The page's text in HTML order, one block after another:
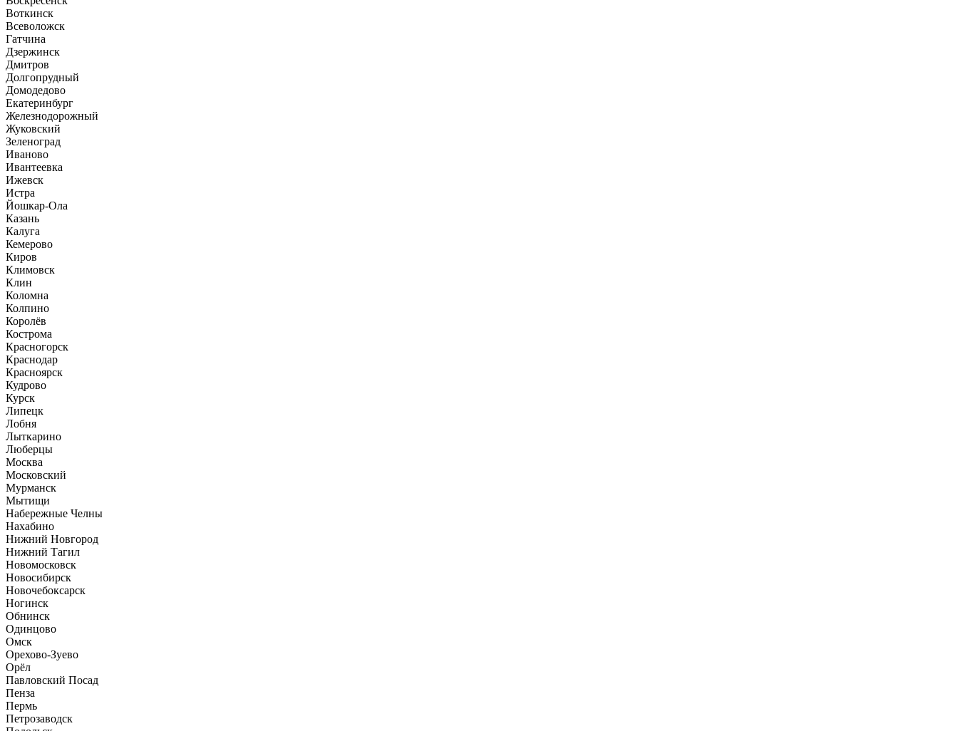
Воткинск
Всеволожск
Гатчина
Дзержинск
Дмитров
Долгопрудный
Домодедово
Екатеринбург
Железнодорожный
Жуковский
Зеленоград
Иваново
Ивантеевка
Ижевск
Истра
Йошкар-Ола
Казань
Калуга
Кемерово
Киров
Климовск
Клин
Коломна
Колпино
Королёв
Кострома
Красногорск
Краснодар
Красноярск
Кудрово
Курск
Липецк
Лобня
Лыткарино
Люберцы
Москва
Московский
Мурманск
Мытищи
Набережные Челны
Нахабино
Нижний Новгород
Нижний Тагил
Новомосковск
Новосибирск
Новочебоксарск
Ногинск
Обнинск
Одинцово
Омск
Орехово-Зуево
Орёл
Павловский Посад
Пенза
Пермь
Петрозаводск